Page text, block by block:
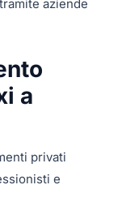
aziende
a
privati
e